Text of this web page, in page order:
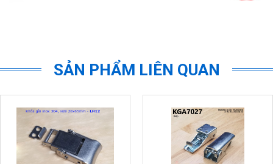
SẢN PHẨM LIÊN QUAN